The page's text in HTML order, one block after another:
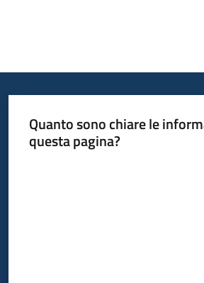
Quanto sono chiare le
questa pagina?